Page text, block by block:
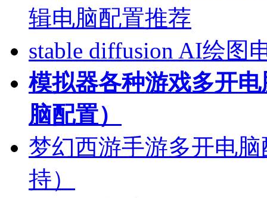
辑电脑配置推荐
stable diffusion AI绘图
模拟器各种游戏多开
脑配置）
梦幻西游手游多开电
持）